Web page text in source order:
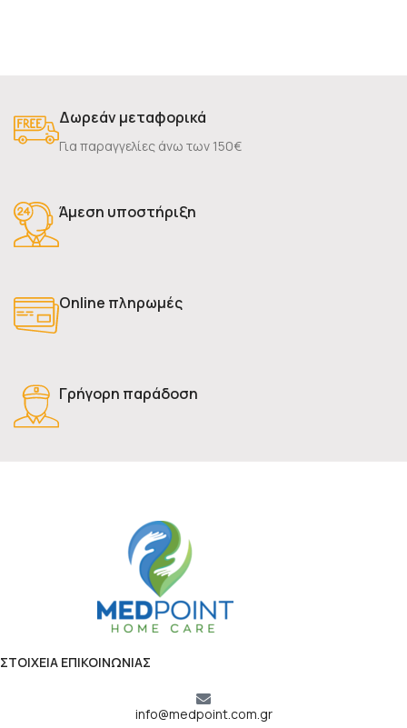
Δωρεάν μεταφορικά
Για παραγγελίες άνω των 150€
Άμεση υποστήριξη
Online πληρωμές
Γρήγορη παράδοση
ΣΤΟΙΧΕΙΑ ΕΠΙΚΟΙΝΩΝΙΑΣ
info@medpoint.com.gr